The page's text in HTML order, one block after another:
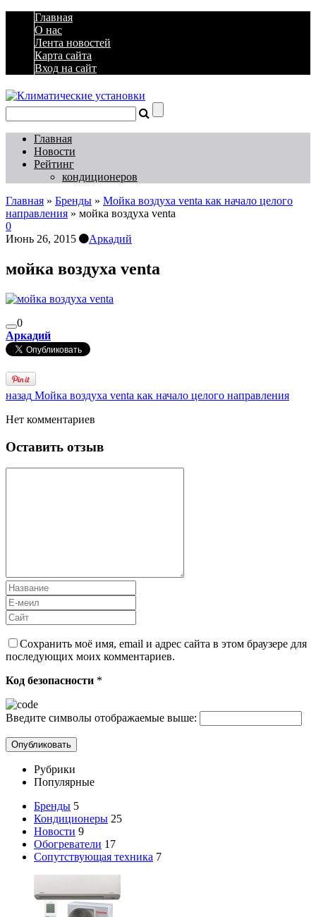
Главная
О нас
Лента новостей
Карта сайта
Вход на сайт
Главная
Новости
Рейтинг
кондиционеров
Главная » Бренды » Мойка воздуха venta как начало целого
направления » мойка воздуха venta
0
Июнь 26, 2015
Аркадий
мойка воздуха venta
0
Аркадий
назад Мойка воздуха venta как начало целого направления
Нет комментариев
Оставить отзыв
Сохранить моё имя, email и адрес сайта в этом браузере для
последующих моих комментариев.
Код безопасности *
Введите символы отображаемые выше:
Рубрики
Популярные
Бренды 5
Кондиционеры 25
Новости 9
Обогреватели 17
Сопутствующая техника 7